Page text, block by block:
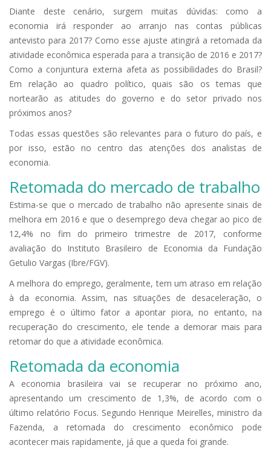
Diante deste cenário, surgem muitas dúvidas: como a
economia irá responder ao arranjo nas contas públicas
antevisto para 2017? Como esse ajuste atingirá a retomada da
atividade econômica esperada para a transição de 2016 e 2017?
Como a conjuntura externa afeta as possibilidades do Brasil?
Em relação ao quadro político, quais são os temas que
nortearão as atitudes do governo e do setor privado nos
próximos anos?
Todas essas questões são relevantes para o futuro do país, e
por isso, estão no centro das atenções dos analistas de
economia.
Retomada do mercado de trabalho
Estima-se que o mercado de trabalho não apresente sinais de
melhora em 2016 e que o desemprego deva chegar ao pico de
12,4% no fim do primeiro trimestre de 2017, conforme
avaliação do Instituto Brasileiro de Economia da Fundação
Getulio Vargas (Ibre/FGV).
A melhora do emprego, geralmente, tem um atraso em relação
à da economia. Assim, nas situações de desaceleração, o
emprego é o último fator a apontar piora, no entanto, na
recuperação do crescimento, ele tende a demorar mais para
retomar do que a atividade econômica.
Retomada da economia
A economia brasileira vai se recuperar no próximo ano,
apresentando um crescimento de 1,3%, de acordo com o
último relatório Focus. Segundo Henrique Meirelles, ministro da
Fazenda, a retomada do crescimento econômico pode
acontecer mais rapidamente, já que a queda foi grande.